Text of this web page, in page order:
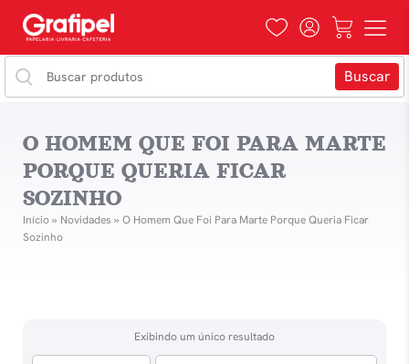
O HOMEM QUE FOI PARA MARTE
PORQUE QUERIA FICAR
SOZINHO
Início» Novidades » O Homem Que Foi Para Marte Porque Queria Ficar
Sozinho
Exibindo um único resultado